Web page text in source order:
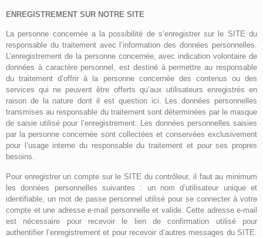
ENREGISTREMENT SUR NOTRE SITE
La personne concernée a la possibilité de s’enregistrer sur le SITE du
responsable du traitement avec l’information des données personnelles.
L’enregistrement de la personne concernée, avec indication volontaire de
données à caractère personnel, est destiné à permettre au responsable
du traitement d’offrir à la personne concernée des contenus ou des
services qui ne peuvent être offerts qu’aux utilisateurs enregistrés en
raison de la nature dont il est question ici. Les données personnelles
transmises au responsable du traitement sont déterminées par le masque
de saisie utilisé pour l’enregistrement. Les données personnelles saisies
par la personne concernée sont collectées et conservées exclusivement
pour l’usage interne du responsable du traitement et pour ses propres
besoins.
Pour enregistrer un compte sur le SITE du contrôleur, il faut au minimum
les données personnelles suivantes : un nom d’utilisateur unique et
identifiable, un mot de passe personnel utilisé pour se connecter à votre
compte et une adresse e-mail personnelle et valide. Cette adresse e-mail
est nécessaire pour recevoir le lien de confirmation utilisé pour
authentifier l’enregistrement et pour recevoir d’autres messages du SITE.